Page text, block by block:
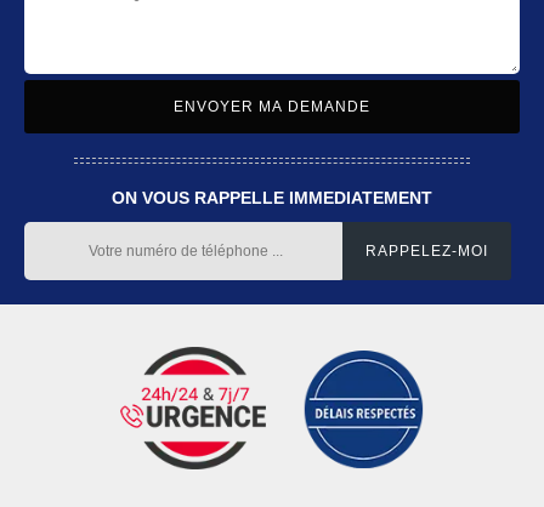
ON VOUS RAPPELLE IMMEDIATEMENT